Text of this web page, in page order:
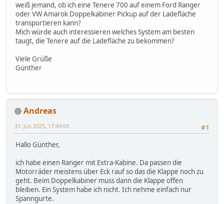
weiß jemand, ob ich eine Tenere 700 auf einem Ford Ranger
oder VW Amarok Doppelkabiner Pickup auf der Ladefläche
transportieren kann?
Mich würde auch interessieren welches System am besten
taugt, die Tenere auf die Ladefläche zu bekommen?
Viele Grüße
Günther
Andreas
#1
31. Juli 2025, 17:49:09
Hallo Günther,
ich habe einen Ranger mit Extra-Kabine. Da passen die
Motorräder meistens über Eck rauf so das die Klappe noch zu
geht. Beim Doppelkabiner muss dann die Klappe offen
bleiben. Ein System habe ich nicht. Ich nehme einfach nur
Spanngurte.